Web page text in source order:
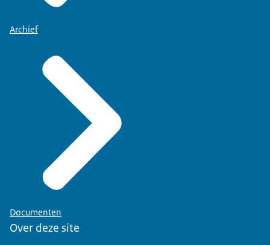
Archief
Documenten
Over deze site